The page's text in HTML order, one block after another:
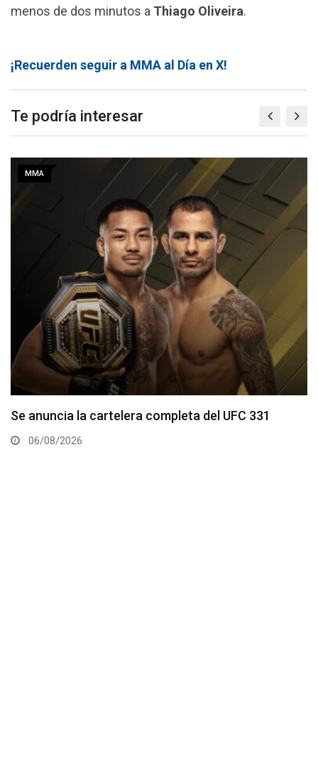
menos de dos minutos a Thiago Oliveira.
¡Recuerden seguir a MMA al Día en X!
Te podría interesar
MMA
La hija de Frank Mir competirá en el Dana White’s
Contender Series